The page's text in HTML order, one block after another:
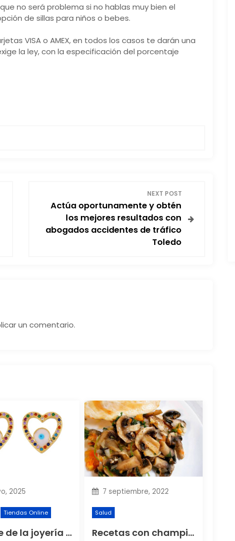
no será problema si no hablas muy bien el
de sillas para niños o bebes.
VISA o AMEX, en todos los casos te darán una
la ley, con la especificación del porcentaje
NEXT POST
Actúa oportunamente y obtén
los mejores resultados con
abogados accidentes de tráfico
Toledo
un comentario.
2025
Tiendas Online
El auge de la joyería por mayor impulsa a pequeños emprendedores en América Latina
7 septiembre, 2022
Salud
Recetas con champiñones. Trucos y recomendaciones